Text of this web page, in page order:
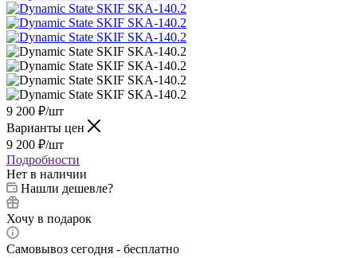
9 200 ₽/шт
Варианты цен
9 200 ₽/шт
Подробности
Нет в наличии
Нашли дешевле?
Хочу в подарок
Самовывоз сегодня - бесплатно